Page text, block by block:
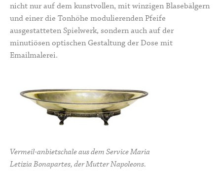
nicht nur auf dem kunstvollen, mit winzigen Blasebälgern
und einer die Tonhöhe modulierenden Pfeife
ausgestatteten Spielwerk, sondern auch auf der
minutiösen optischen Gestaltung der Dose mit
Emailmalerei.
Vermeil-anbietschale aus dem Service Maria
Letizia Bonapartes, der Mutter Napoleons.